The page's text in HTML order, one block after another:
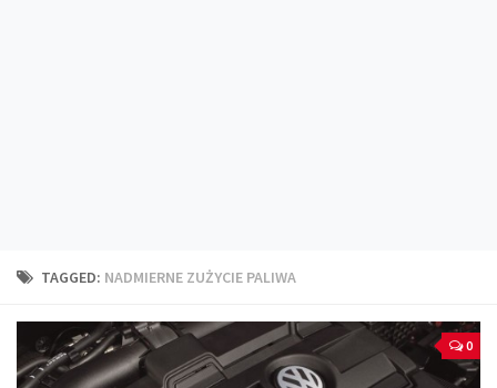
Technika jazdy
Kalkulatory
TAGGED: NADMIERNE ZUŻYCIE PALIWA
0